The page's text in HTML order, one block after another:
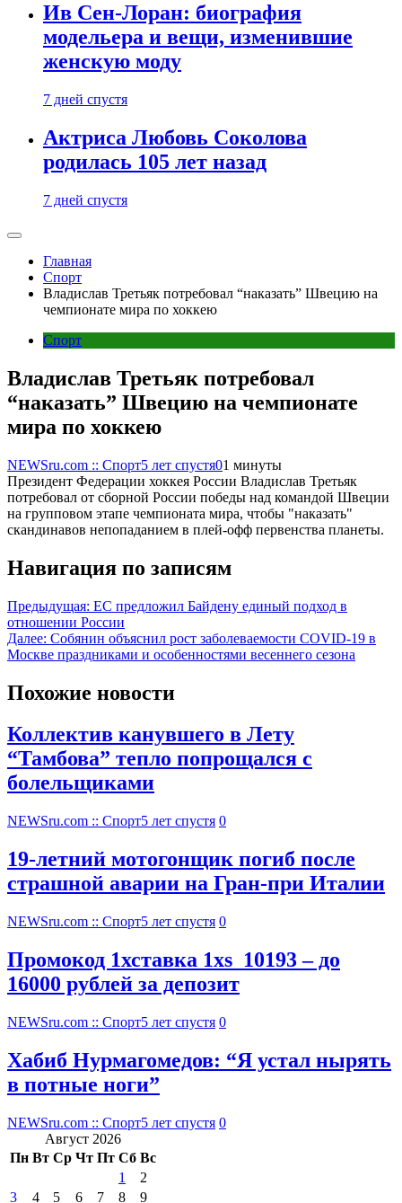
Ив Сен-Лоран: биография
модельера и вещи, изменившие
женскую моду
7 дней спустя
Актриса Любовь Соколова
родилась 105 лет назад
7 дней спустя
Главная
Спорт
Владислав Третьяк потребовал “наказать” Швецию на
чемпионате мира по хоккею
Спорт
Владислав Третьяк потребовал
“наказать” Швецию на чемпионате
мира по хоккею
NEWSru.com :: Спорт5 лет спустя01 минуты
Президент Федерации хоккея России Владислав Третьяк
потребовал от сборной России победы над командой Швеции
на групповом этапе чемпионата мира, чтобы "наказать"
скандинавов непопаданием в плей-офф первенства планеты.
Навигация по записям
Предыдущая: ЕС предложил Байдену единый подход в
отношении России
Далее: Собянин объяснил рост заболеваемости COVID-19 в
Москве праздниками и особенностями весеннего сезона
Похожие новости
Коллектив канувшего в Лету
“Тамбова” тепло попрощался с
болельщиками
NEWSru.com :: Спорт5 лет спустя 0
19-летний мотогонщик погиб после
страшной аварии на Гран-при Италии
NEWSru.com :: Спорт5 лет спустя 0
Промокод 1хставка 1xs_10193 – до
16000 рублей за депозит
NEWSru.com :: Спорт5 лет спустя 0
Хабиб Нурмагомедов: “Я устал нырять
в потные ноги”
NEWSru.com :: Спорт5 лет спустя 0
Август 2026
Пн Вт Ср Чт Пт Сб Вс
1
2
3
4 5 6 7 8
9